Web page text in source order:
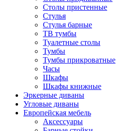
Столы пристенные
Стулья
Стулья барные
ТВ тумбы
Туалетные столы
Тумбы
Тумбы прикроватные
Часы
Шкафы
Шкафы книжные
Эркерные диваны
Угловые диваны
Европейская мебель
Аксессуары